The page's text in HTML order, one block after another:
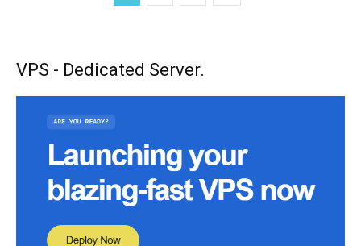
VPS - Dedicated Server.